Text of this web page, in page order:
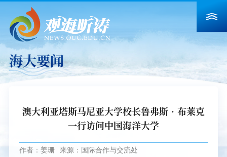
海大要闻
澳大利亚塔斯马尼亚大学校长鲁弗斯•布莱克
一行访问中国海洋大学
作者：姜珊
来源：国际合作与交流处